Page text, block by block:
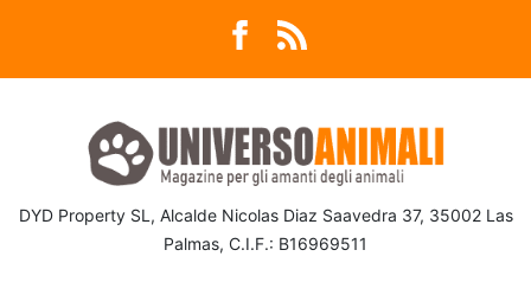
DYD Property SL, Alcalde Nicolas Diaz Saavedra 37, 35002 Las
Palmas, C.I.F.: B16969511